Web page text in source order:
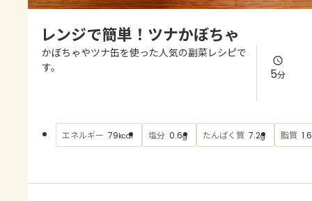
よくあるお問い合わせ
AJINOMOTO PARK とは
レンジで簡単！ツナかぼちゃ
かぼちゃやツナ缶を使った人気の副菜レシピで
す。
5分
エネルギー 79kcal 塩分 0.6g たんぱく質 7.2g 脂質 1.6